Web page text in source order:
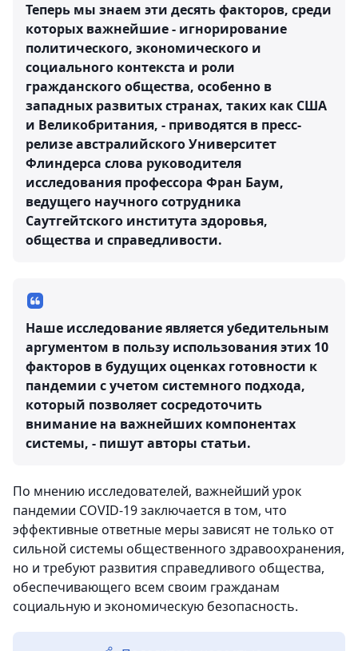
Теперь мы знаем эти десять факторов, среди
которых важнейшие - игнорирование
политического, экономического и
социального контекста и роли
гражданского общества, особенно в
западных развитых странах, таких как США
и Великобритания, - приводятся в пресс-
релизе австралийского Университет
Флиндерса слова руководителя
исследования профессора Фран Баум,
ведущего научного сотрудника
Саутгейтского института здоровья,
общества и справедливости.
Наше исследование является убедительным
аргументом в пользу использования этих 10
факторов в будущих оценках готовности к
пандемии с учетом системного подхода,
который позволяет сосредоточить
внимание на важнейших компонентах
системы, - пишут авторы статьи.
По мнению исследователей, важнейший урок
пандемии COVID-19 заключается в том, что
эффективные ответные меры зависят не только от
сильной системы общественного здравоохранения,
но и требуют развития справедливого общества,
обеспечивающего всем своим гражданам
социальную и экономическую безопасность.